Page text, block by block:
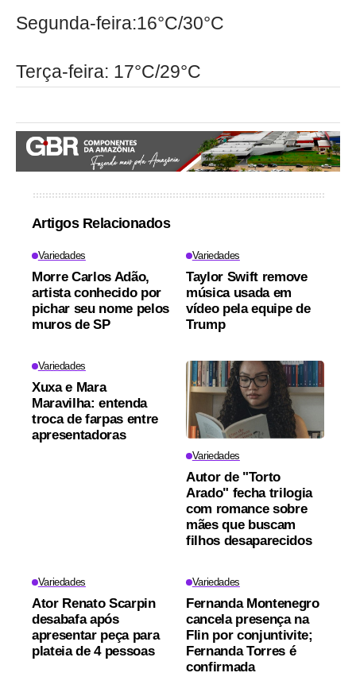
Segunda-feira:16°C/30°C
Terça-feira: 17°C/29°C
Artigos Relacionados
Variedades
Morre Carlos Adão,
artista conhecido por
pichar seu nome pelos
muros de SP
Variedades
Taylor Swift remove
música usada em
vídeo pela equipe de
Trump
Variedades
Xuxa e Mara
Maravilha: entenda
troca de farpas entre
apresentadoras
Variedades
Autor de "Torto
Arado" fecha trilogia
com romance sobre
mães que buscam
filhos desaparecidos
Variedades
Ator Renato Scarpin
desabafa após
apresentar peça para
plateia de 4 pessoas
Variedades
Fernanda Montenegro
cancela presença na
Flin por conjuntivite;
Fernanda Torres é
confirmada